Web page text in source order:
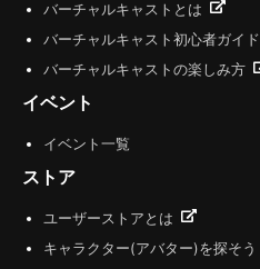
バーチャルキャストとは
バーチャルキャスト初心者ガイド
バーチャルキャストの楽しみ方
イベント
イベント一覧
ストア
ユーザーストアとは
キャラクター(アバター)を探そう